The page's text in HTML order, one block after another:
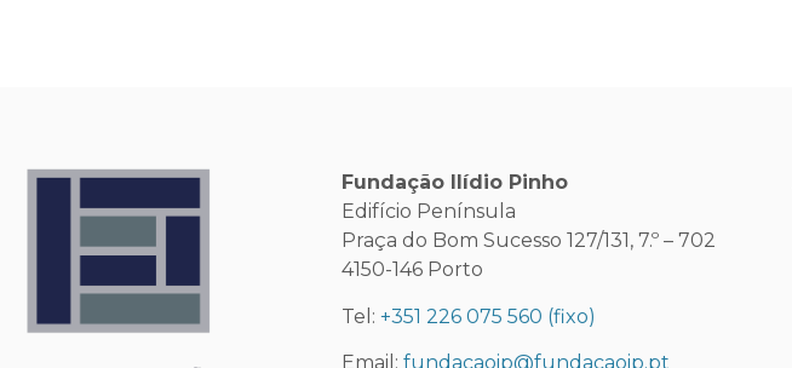
Fundação Ilídio Pinho
Edifício Península
Praça do Bom Sucesso 127/131, 7.º – 702
4150-146 Porto
Tel:+351 226 075 560 (fixo)
Email:fundacaoip@fundacaoip.pt